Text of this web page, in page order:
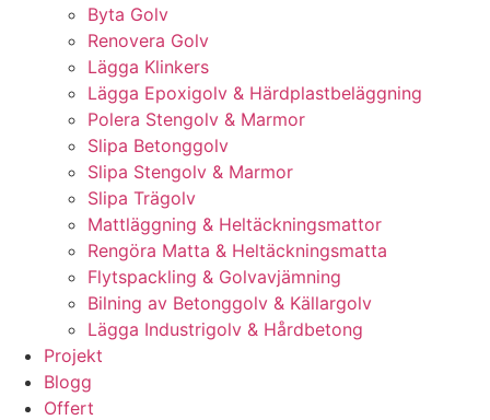
Byta Golv
Renovera Golv
Lägga Klinkers
Lägga Epoxigolv & Härdplastbeläggning
Polera Stengolv & Marmor
Slipa Betonggolv
Slipa Stengolv & Marmor
Slipa Trägolv
Mattläggning & Heltäckningsmattor
Rengöra Matta & Heltäckningsmatta
Flytspackling & Golvavjämning
Bilning av Betonggolv & Källargolv
Lägga Industrigolv & Hårdbetong
Projekt
Blogg
Offert